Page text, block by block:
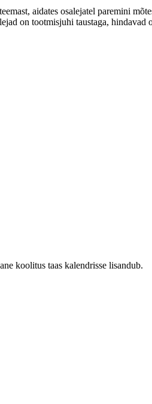
aidates osalejatel paremini
on tootmisjuhi taustaga, hindavad
koolitus taas kalendrisse lisandub.